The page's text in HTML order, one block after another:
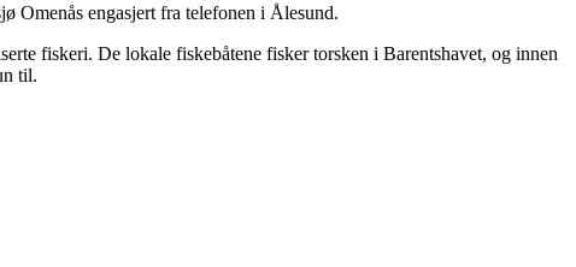
Omenås engasjert fra telefonen i Ålesund.
fiskeri. De lokale fiskebåtene fisker torsken i Barentshavet, og innen
til.